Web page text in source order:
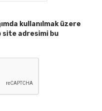
kullanılmak üzere
site adresimi bu